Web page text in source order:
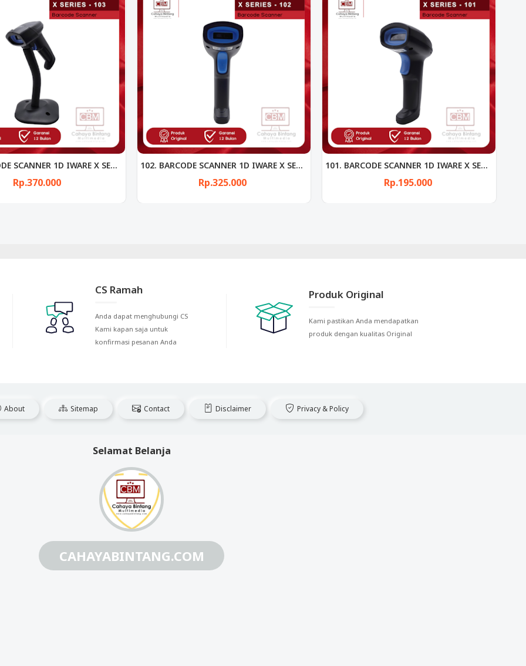
102. BARCODE SCANNER 1D IWARE X SERIES 102 USB + WIRELESS
Rp.325.000
101. BARCODE SCANNER 1D IWARE X SERIES 101 USB
Rp.195.000
2D OMNI Barcode Scanner Iware X-Series 208
Rp.550.000
CS Ramah
Anda dapat menghubungi CS
Kami kapan saja untuk
konfirmasi pesanan Anda
Produk Original
Kami pastikan Anda mendapatkan
produk dengan kualitas Original
About Sitemap Contact Disclaimer Privacy & Policy
Selamat Belanja
CAHAYABINTANG.COM